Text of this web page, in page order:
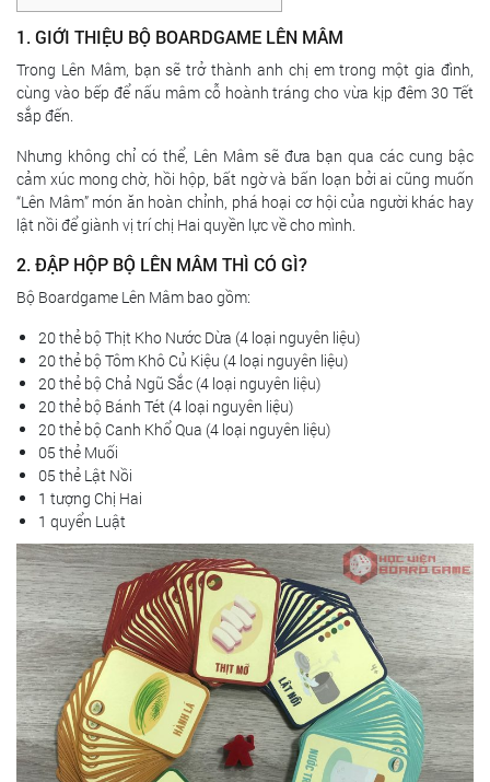
1. GIỚI THIỆU BỘ BOARDGAME LÊN MÂM
Trong Lên Mâm, bạn sẽ trở thành anh chị em trong một gia đình,
cùng vào bếp để nấu mâm cỗ hoành tráng cho vừa kịp đêm 30 Tết
sắp đến.
Nhưng không chỉ có thể, Lên Mâm sẽ đưa bạn qua các cung bậc
cảm xúc mong chờ, hồi hộp, bất ngờ và bấn loạn bởi ai cũng muốn
“Lên Mâm” món ăn hoàn chỉnh, phá hoại cơ hội của người khác hay
lật nồi để giành vị trí chị Hai quyền lực về cho mình.
2. ĐẬP HỘP BỘ LÊN MÂM THÌ CÓ GÌ?
Bộ Boardgame Lên Mâm bao gồm:
20 thẻ bộ Thịt Kho Nước Dừa (4 loại nguyên liệu)
20 thẻ bộ Tôm Khô Củ Kiệu (4 loại nguyên liệu)
20 thẻ bộ Chả Ngũ Sắc (4 loại nguyên liệu)
20 thẻ bộ Bánh Tét (4 loại nguyên liệu)
20 thẻ bộ Canh Khổ Qua (4 loại nguyên liệu)
05 thẻ Muối
05 thẻ Lật Nồi
1 tượng Chị Hai
1 quyển Luật